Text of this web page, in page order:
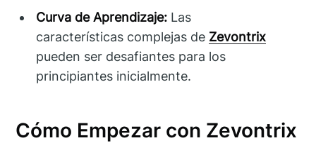
Curva de Aprendizaje: Las
características complejas de Zevontrix
pueden ser desafiantes para los
principiantes inicialmente.
Cómo Empezar con Zevontrix